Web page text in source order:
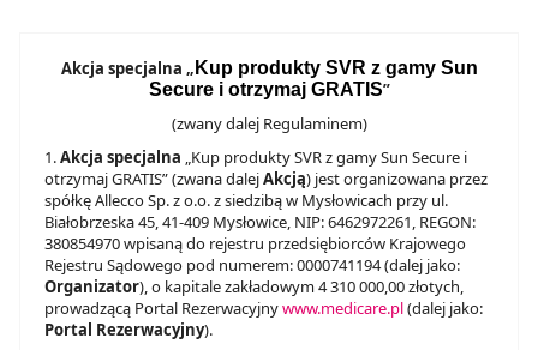
Akcja specjalna „ Kup produkty SVR z gamy Sun
Secure i otrzymaj GRATIS”
(zwany dalej Regulaminem)
1.Akcja specjalna „Kup produkty SVR z gamy Sun Secure i
otrzymaj GRATIS” (zwana dalejAkcją) jest organizowana przez
spółkę Allecco Sp. z o.o. z siedzibą w Mysłowicach przy ul.
Białobrzeska 45, 41-409 Mysłowice, NIP: 6462972261, REGON:
380854970 wpisaną do rejestru przedsiębiorców Krajowego
Rejestru Sądowego pod numerem: 0000741194 (dalej jako:
Organizator), o kapitale zakładowym 4 310 000,00 złotych,
prowadzącą Portal Rezerwacyjnywww.medicare.pl(dalej jako:
Portal Rezerwacyjny).